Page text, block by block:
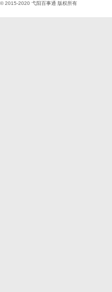
© 2015-2020 弋阳百事通 版权所有